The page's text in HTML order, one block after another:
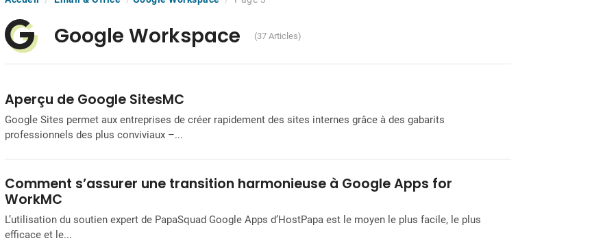
Google Workspace (37 Articles)
Aperçu de Google SitesMC
Google Sites permet aux entreprises de créer rapidement des sites internes grâce à des gabarits
professionnels des plus conviviaux –...
Comment s’assurer une transition harmonieuse à Google Apps for
WorkMC
L’utilisation du soutien expert de PapaSquad Google Apps d’HostPapa est le moyen le plus facile, le plus
efficace et le...